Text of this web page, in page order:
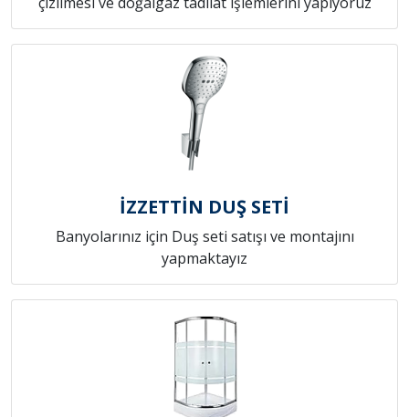
İZZETTİN DUŞ SETİ
Banyolarınız için Duş seti satışı ve montajını
yapmaktayız